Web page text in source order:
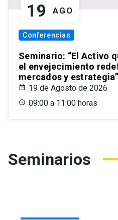
19 AGO
Conferencias
Seminario: “El Activo
el envejecimiento
mercados y estrategia”
19 de Agosto de 2026
09:00 a 11:00 horas
Seminarios